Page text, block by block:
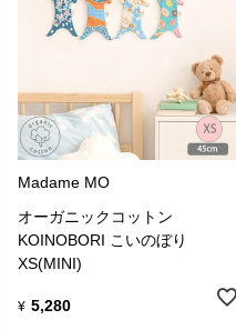
Madame MO
オーガニックコットン
KOINOBORI こいのぼり
XS(MINI)
¥ 5,280